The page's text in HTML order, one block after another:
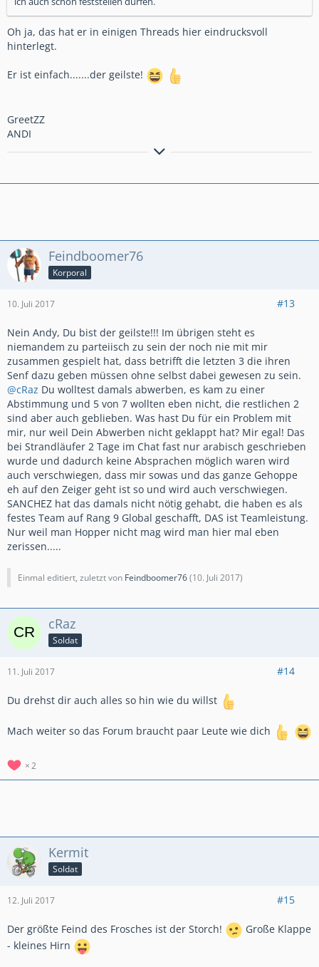
Oh ja, das hat er in einigen Threads hier eindrucksvoll
hinterlegt.
Er ist einfach.......der geilste!
GreetZZ
ANDI
Wer anderen in die M**e beisst, ist böse meist.
Feindboomer76
Korporal
10. Juli 2017 #13
Nein Andy, Du bist der geilste!!! Im übrigen steht es
niemandem zu parteiisch zu sein der noch nie mit mir
zusammen gespielt hat, dass betrifft die letzten 3 die ihren
Senf dazu geben müssen ohne selbst dabei gewesen zu sein.
@cRaz Du wolltest damals abwerben, es kam zu einer
Abstimmung und 5 von 7 wollten eben nicht, die restlichen 2
sind aber auch geblieben. Was hast Du für ein Problem mit
mir, nur weil Dein Abwerben nicht geklappt hat? Mir egal! Das
bei Strandläufer 2 Tage im Chat fast nur arabisch geschrieben
wurde und dadurch keine Absprachen möglich waren wird
auch verschwiegen, dass mir sowas und das ganze Gehoppe
eh auf den Zeiger geht ist so und wird auch verschwiegen.
SANCHEZ hat das damals nicht nötig gehabt, die haben es als
festes Team auf Rang 9 Global geschafft, DAS ist Teamleistung.
Nur weil man Hopper nicht mag wird man hier mal eben
zerissen.....
Einmal editiert, zuletzt von Feindboomer76(10. Juli 2017)
cRaz
Soldat
11. Juli 2017 #14
Du drehst dir auch alles so hin wie du willst
Mach weiter so das Forum braucht paar Leute wie dich
2
Kermit
Soldat
12. Juli 2017 #15
Der größte Feind des Frosches ist der Storch!
Große Klappe
- kleines Hirn